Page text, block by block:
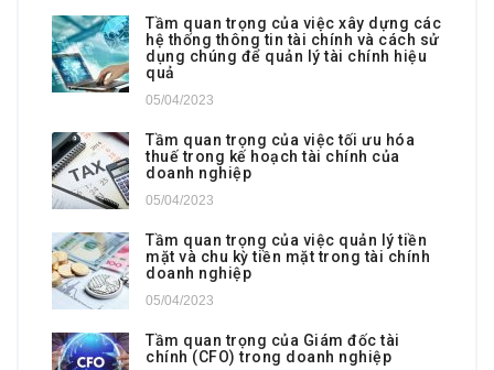
Tầm quan trọng của việc xây dựng các
hệ thống thông tin tài chính và cách sử
dụng chúng để quản lý tài chính hiệu
quả
05/04/2023
Tầm quan trọng của việc tối ưu hóa
thuế trong kế hoạch tài chính của
doanh nghiệp
05/04/2023
Tầm quan trọng của việc quản lý tiền
mặt và chu kỳ tiền mặt trong tài chính
doanh nghiệp
05/04/2023
Tầm quan trọng của Giám đốc tài
chính (CFO) trong doanh nghiệp